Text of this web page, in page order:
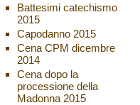
Battesimi catechismo
2015
Capodanno 2015
Cena CPM dicembre
2014
Cena dopo la
processione della
Madonna 2015